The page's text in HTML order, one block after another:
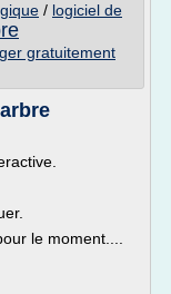
/ logiciel de
gratuitement
le moment....